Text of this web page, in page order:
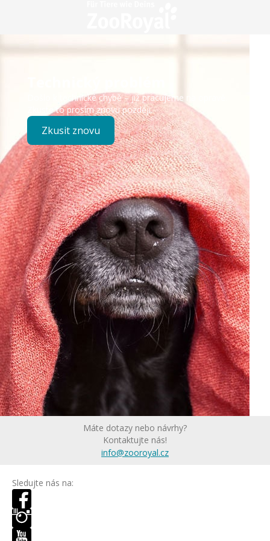
Došlo k technické chybě – již pracujeme na opravě.
Zkuste to prosím znovu později.
Zkusit znovu
Máte dotazy nebo návrhy?
Kontaktujte nás!
info@zooroyal.cz
Sledujte nás na: